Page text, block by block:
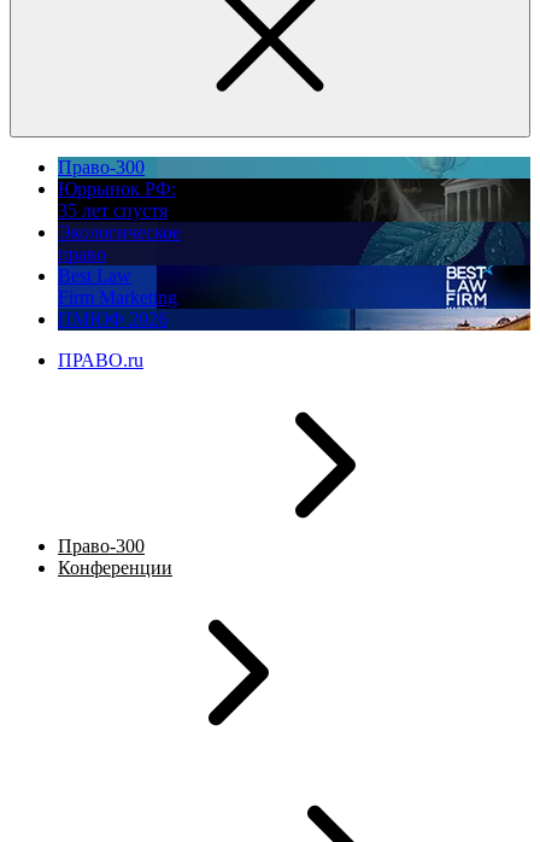
Право-300
Юррынок РФ:
35 лет спустя
Экологическое
право
Best Law
Firm Marketing
ПМЮФ 2026
ПРАВО.ru
Право-300
Конференции